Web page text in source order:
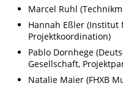
Marcel Ruhl
Hannah Eßler (Institut
Projektkoordination)
Pablo Dornhege
Gesellschaft,
Natalie Maier (FHXB